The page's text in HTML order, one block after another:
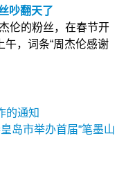
吵翻天了
伦的粉丝，在春节开
，词条“周杰伦感谢
的通知
岛市举办首届“笔墨山